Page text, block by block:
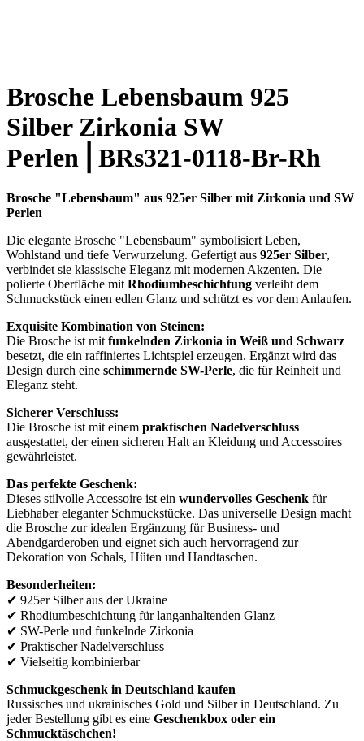
Brosche Lebensbaum 925
Silber Zirkonia SW
Perlen⎪BRs321-0118-Br-Rh
Brosche "Lebensbaum" aus 925er Silber mit Zirkonia und SW
Perlen
Die elegante Brosche "Lebensbaum" symbolisiert Leben,
Wohlstand und tiefe Verwurzelung. Gefertigt aus 925er Silber,
verbindet sie klassische Eleganz mit modernen Akzenten. Die
polierte Oberfläche mit Rhodiumbeschichtung verleiht dem
Schmuckstück einen edlen Glanz und schützt es vor dem Anlaufen.
Exquisite Kombination von Steinen:
Die Brosche ist mit funkelnden Zirkonia in Weiß und Schwarz
besetzt, die ein raffiniertes Lichtspiel erzeugen. Ergänzt wird das
Design durch eine schimmernde SW-Perle, die für Reinheit und
Eleganz steht.
Sicherer Verschluss:
Die Brosche ist mit einem praktischen Nadelverschluss
ausgestattet, der einen sicheren Halt an Kleidung und Accessoires
gewährleistet.
Das perfekte Geschenk:
Dieses stilvolle Accessoire ist ein wundervolles Geschenk für
Liebhaber eleganter Schmuckstücke. Das universelle Design macht
die Brosche zur idealen Ergänzung für Business- und
Abendgarderoben und eignet sich auch hervorragend zur
Dekoration von Schals, Hüten und Handtaschen.
Besonderheiten:
✔ 925er Silber aus der Ukraine
✔ Rhodiumbeschichtung für langanhaltenden Glanz
✔ SW-Perle und funkelnde Zirkonia
✔ Praktischer Nadelverschluss
✔ Vielseitig kombinierbar
Schmuckgeschenk in Deutschland kaufen
Russisches und ukrainisches Gold und Silber in Deutschland. Zu
jeder Bestellung gibt es eine Geschenkbox oder ein
Schmucktäschchen!